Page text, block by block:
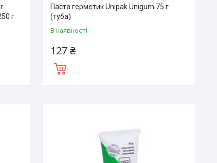
г
Паста герметик Unipak Unigum 75 г
(туба)
В наявності
127 ₴